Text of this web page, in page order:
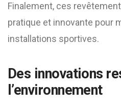
Finalement, ces
pratique et innovante pour
installations sportives.
Des innovations
l’environnement